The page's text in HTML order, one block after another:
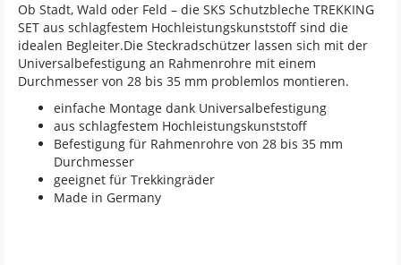
Ob Stadt, Wald oder Feld – die SKS Schutzbleche TREKKING
SET aus schlagfestem Hochleistungskunststoff sind die
idealen Begleiter.Die Steckradschützer lassen sich mit der
Universalbefestigung an Rahmenrohre mit einem
Durchmesser von 28 bis 35 mm problemlos montieren.
einfache Montage dank Universalbefestigung
aus schlagfestem Hochleistungskunststoff
Befestigung für Rahmenrohre von 28 bis 35 mm
Durchmesser
geeignet für Trekkingräder
Made in Germany